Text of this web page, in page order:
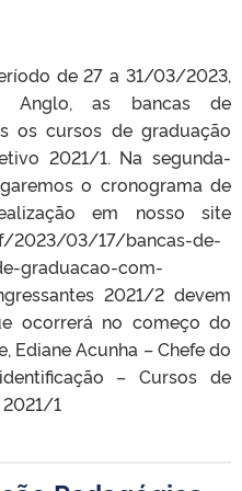
de 27 a 31/03/2023,
Anglo, as bancas de
os cursos de graduação
2021/1. Na segunda-
o cronograma de
em nosso site
2023/03/17/bancas-de-
graduacao-com-
2021/2 devem
ocorrerá no começo do
Ediane Acunha – Chefe do
– Cursos de
1